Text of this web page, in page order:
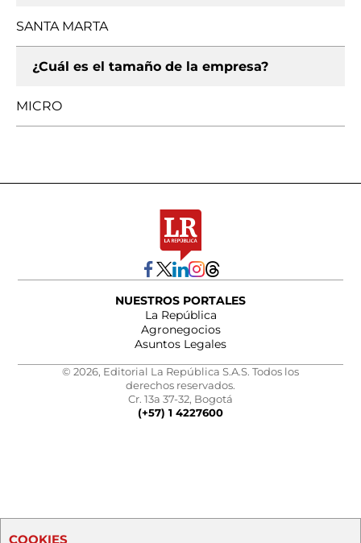
SANTA MARTA
¿Cuál es el tamaño de la empresa?
MICRO
NUESTROS PORTALES
La República
Agronegocios
Asuntos Legales
© 2026, Editorial La República S.A.S. Todos los
derechos reservados.
Cr. 13a 37-32, Bogotá
(+57) 1 4227600
COOKIES